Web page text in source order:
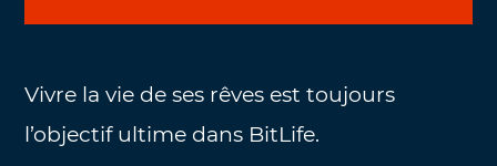
Vivre la vie de ses rêves est toujours
l’objectif ultime dans BitLife.